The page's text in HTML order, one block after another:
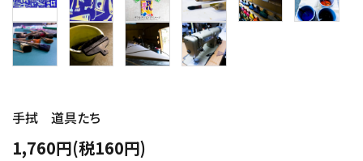
手拭 道具たち
1,760円(税160円)